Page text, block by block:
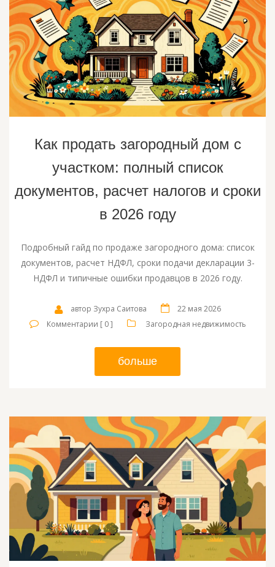
Как продать загородный дом с
участком: полный список
документов, расчет налогов и сроки
в 2026 году
Подробный гайд по продаже загородного дома: список
документов, расчет НДФЛ, сроки подачи декларации 3-
НДФЛ и типичные ошибки продавцов в 2026 году.
автор Зухра Саитова
22 мая 2026
Комментарии [ 0 ]
Загородная недвижимость
больше